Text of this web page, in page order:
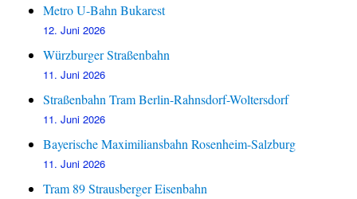
Metro U-Bahn Bukarest
12. Juni 2026
Würzburger Straßenbahn
11. Juni 2026
Straßenbahn Tram Berlin-Rahnsdorf-Woltersdorf
11. Juni 2026
Bayerische Maximiliansbahn Rosenheim-Salzburg
11. Juni 2026
Tram 89 Strausberger Eisenbahn